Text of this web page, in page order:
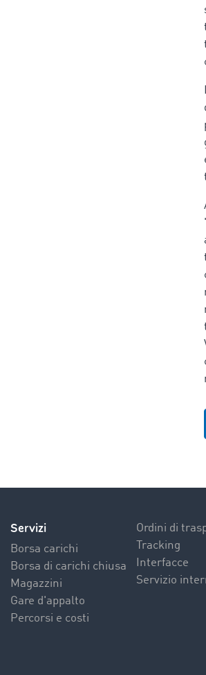
Servizi
Borsa carichi
Borsa di carichi chiusa
Magazzini
Gare d'appalto
Percorsi e costi
Ordini di
Tracking
Interfacce
Servizio